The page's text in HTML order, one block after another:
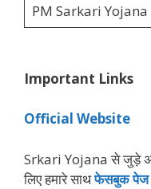
PM Sarkari Yojana
Important Links
Official Website
Srkari Yojana से जुड़े
लिए हमारे साथफेसबुक पेज